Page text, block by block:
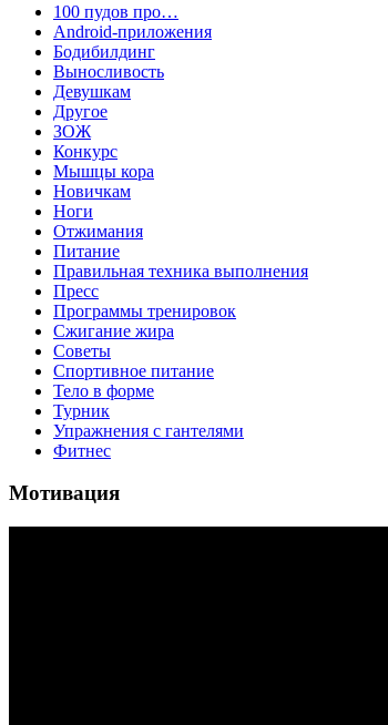
100 пудов про…
Android-приложения
Бодибилдинг
Выносливость
Девушкам
Другое
ЗОЖ
Конкурс
Мышцы кора
Новичкам
Ноги
Отжимания
Питание
Правильная техника выполнения
Пресс
Программы тренировок
Сжигание жира
Советы
Спортивное питание
Тело в форме
Турник
Упражнения с гантелями
Фитнес
Мотивация